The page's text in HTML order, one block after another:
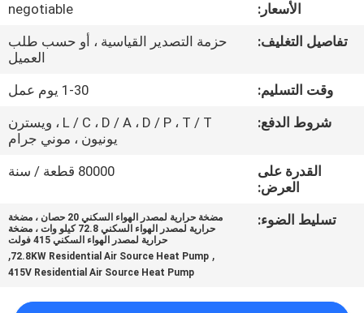
المصنع
مراقبة
الجودة
اتصل
الأسعار:
negotiable
تفاصيل التغليف:
حزمة التصدير القياسية ، أو حسب طلب
العميل
وقت التسليم:
1-30 يوم عمل
شروط الدفع:
L / C ، D / A ، D / P ، T / T ، ويسترن
يونيون ، موني جرام
القدرة على
العرض:
80000 قطعة / سنة
تسليط الضوء:
مضخة حرارية لمصدر الهواء السكني 20 حصان ، مضخة
حرارية لمصدر الهواء السكني 72.8 كيلو وات ، مضخة
حرارية لمصدر الهواء السكني 415 فولت
,
72.8KW Residential Air Source Heat Pump
,
415V Residential Air Source Heat Pump